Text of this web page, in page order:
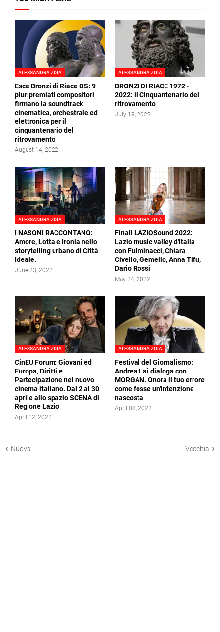
ALESSANDRA ZOIA
Esce Bronzi di Riace OS: 9
pluripremiati compositori
firmano la soundtrack
cinematica, orchestrale ed
elettronica per il
cinquantenario del
ritrovamento
August 14, 2022
ALESSANDRA ZOIA
BRONZI DI RIACE 1972 -
2022: il Cinquantenario del
ritrovamento
July 13, 2022
ALESSANDRA ZOIA
I NASONI RACCONTANO:
Amore, Lotta e Ironia nello
storytelling urbano di Città
Ideale.
June 23, 2022
ALESSANDRA ZOIA
Finali LAZIOSound 2022:
Lazio music valley d'Italia
con Fulminacci, Chiara
Civello, Gemello, Anna Tifu,
Dario Rossi
May 24, 2022
ALESSANDRA ZOIA
CinEU Forum: Giovani ed
Europa, Diritti e
Partecipazione nel nuovo
cinema italiano. Dal 2 al 30
aprile allo spazio SCENA di
Regione Lazio
April 12, 2022
ALESSANDRA ZOIA
Festival del Giornalismo:
Andrea Lai dialoga con
MORGAN. Onora il tuo errore
come fosse un'intenzione
nascosta
April 08, 2022
Nuova Vecchia